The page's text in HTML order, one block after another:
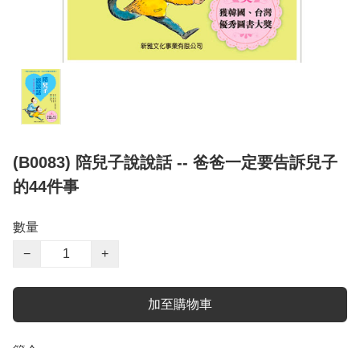
(B0083) 陪兒子說說話 -- 爸爸一定要告訴兒子
的44件事
數量
−
+
加至購物車